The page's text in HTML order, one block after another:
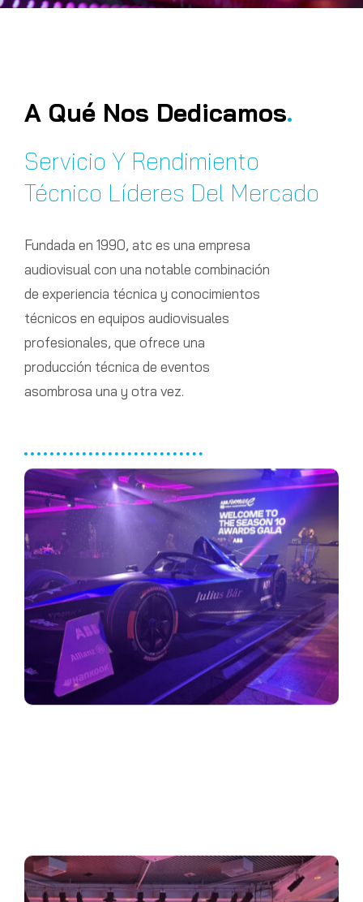
A Qué Nos Dedicamos.
Servicio Y Rendimiento
Técnico Líderes Del Mercado
Fundada en 1990, atc es una empresa
audiovisual con una notable combinación
de experiencia técnica y conocimientos
técnicos en equipos audiovisuales
profesionales, que ofrece una
producción técnica de eventos
asombrosa una y otra vez.